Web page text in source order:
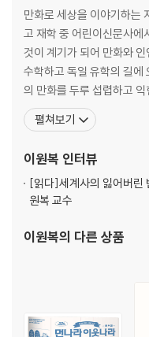
만화로 세상을 이야기하는
고 재학 중 어린이신문사에
것이 계기가 되어 만화와
수학하고 독일 유학의 길에
의 만화를 두루 섭렵하고
포스터를 게재했고 독일의
념호 표지를 그리기도 했다. 1984년 귀국 이후 그는 대학 강단에 서
르기까지 만화로 세상을 이
펼쳐보기
이원복 인터뷰
[읽다]세계사의 잃어버린
원복 교수
이원복의 다른 상품